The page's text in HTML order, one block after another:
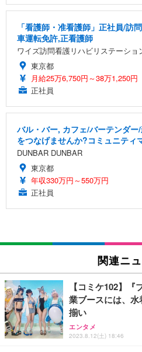
「看護師・准看護師」正社員/訪
車運転免許,正看護師
ワイズ訪問看護リハビリステーショ
東京都
月給25万6,750円～38万1,250円
正社員
バル・バー, カフェ/バーテンダ
をつなげませんか?コミュニティ
DUNBAR DUNBAR
東京都
年収330万円～550万円
正社員
関連ニ
【コミケ102】
業ブースには、
揃い
エンタメ
2023.8.12(土) 18:46